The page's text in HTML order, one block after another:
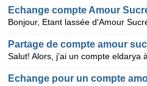
Partage de compte amour
Echange pour un compte